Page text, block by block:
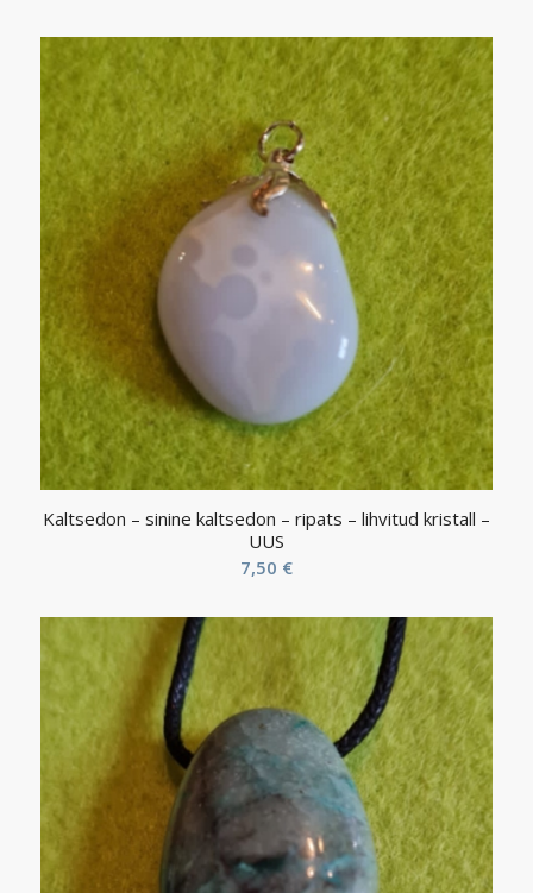
Kaltsedon – sinine kaltsedon – ripats – lihvitud kristall –
UUS
7,50 €